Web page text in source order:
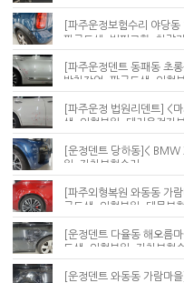
[파주운정보험수리 야당
판금도색, 범퍼교환, 차량
[파주운정덴트 동패동 초
방청작업, 판금도색, 외형
[파주운정 법원리덴트] <
색, 외형복원, 대리운전자
[운정덴트 당하동]<
원, 자차보험수리
[파주외형복원 와동동 가
금도색, 외형복원, 대물보
[운정덴트 다율동 해오름
도색, 외형복원, 자차보험
[운정덴트 와동동 가람마